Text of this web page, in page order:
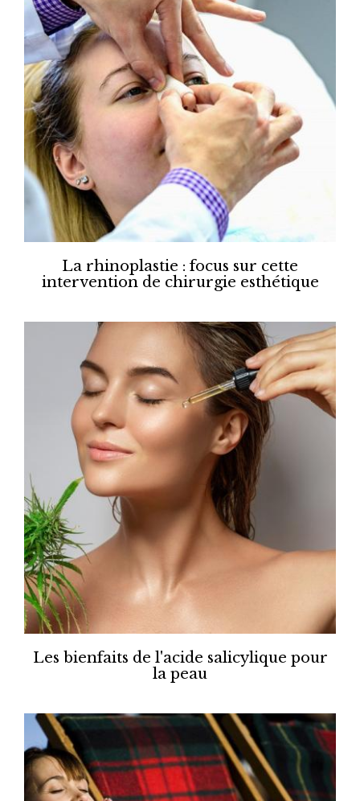
La rhinoplastie : focus sur cette
intervention de chirurgie esthétique
Les bienfaits de l'acide salicylique pour
la peau